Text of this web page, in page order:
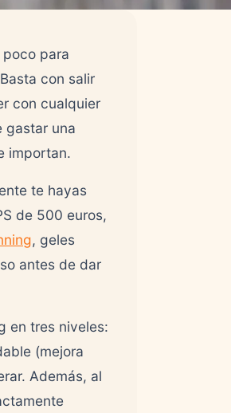
para
con salir
con cualquier
gastar una
importan.
te hayas
de 500 euros,
, geles
antes de dar
en tres niveles:
(mejora
Además, al